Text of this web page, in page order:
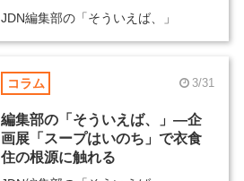
JDN編集部の「そういえば、」
コラム 3/31
編集部の「そういえば、」―企
画展「スープはいのち」で衣食
住の根源に触れる